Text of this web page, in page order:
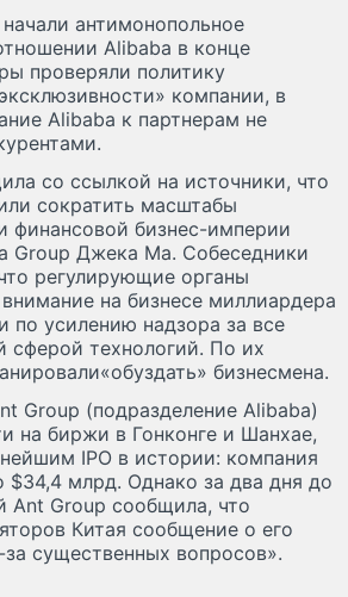
антимонопольное
Alibaba в конце
проверяли политику
компании, в
Alibaba к партнерам не
со ссылкой на источники, что
сократить масштабы
финансовой бизнес-империи
Group Джека Ма. Собеседники
регулирующие органы
на бизнесе миллиардера
по усилению надзора за все
сферой технологий. По их
бизнесмена.
Group (подразделение Alibaba)
на биржи в Гонконге и Шанхае,
IPO в истории: компания
$34,4 млрд. Однако за два дня до
Ant Group сообщила, что
Китая сообщение о его
существенных вопросов».